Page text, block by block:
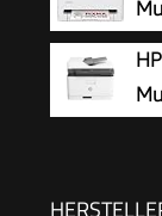
Kabelloses
gemacht
Ethernet,